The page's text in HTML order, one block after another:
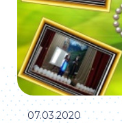
07.03.2020